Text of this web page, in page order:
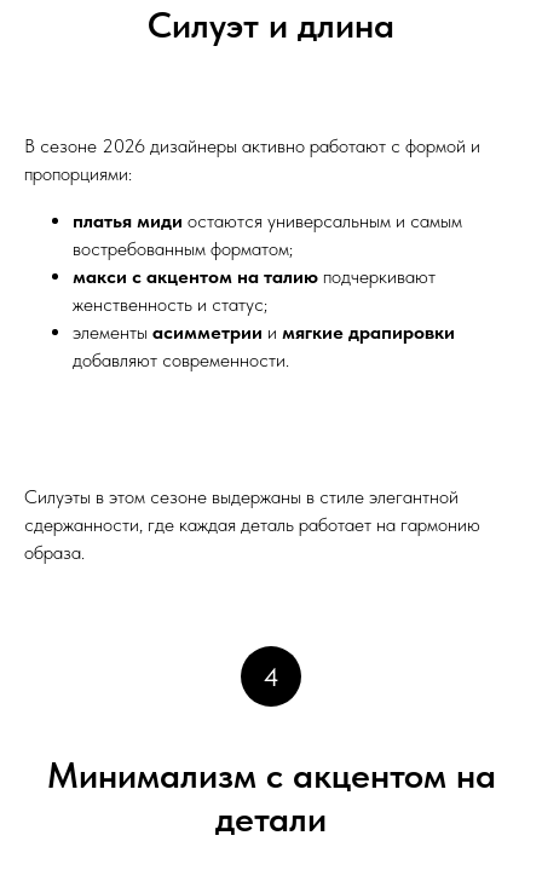
Силуэт и длина
В сезоне 2026 дизайнеры активно работают с формой и
пропорциями:
платья миди остаются универсальным и самым
востребованным форматом;
макси с акцентом на талию подчеркивают
женственность и статус;
элементы асимметрии и мягкие драпировки
добавляют современности.
Силуэты в этом сезоне выдержаны в стиле элегантной
сдержанности, где каждая деталь работает на гармонию
образа.
4
Минимализм с акцентом на
детали